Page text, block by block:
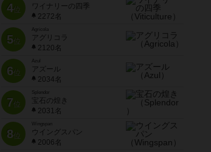
4位
ワイナリーの四季
2272名
5位
Agricola
アグリコラ
2120名
6位
Azul
アズール
2034名
7位
宝石の煌き
2031名
8位
Wingspan
ウイングスパン
2006名